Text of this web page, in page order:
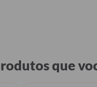
que